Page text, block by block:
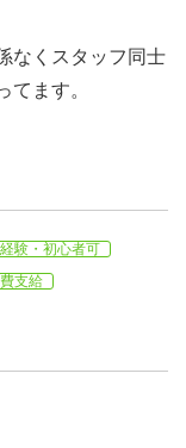
なくスタッフ同士
てます。
験・初心者可
支給